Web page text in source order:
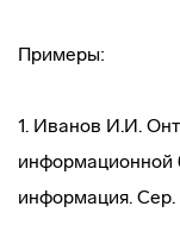
Примеры:
1. Иванов И.И.
информационной
информация. Сер.